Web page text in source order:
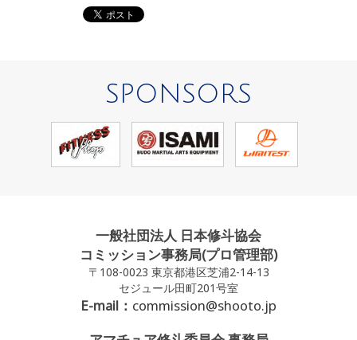
SPONSORS
一般社団法人 日本修斗協会
コミッション事務局(プロ管理部)
〒108-0023 東京都港区芝浦2-14-13
セジュール田町201号室
E-mail： commission@shooto.jp